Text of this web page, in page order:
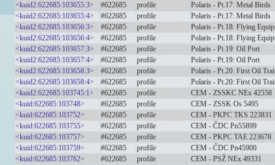
<kuid2:622685:103655:3>
#622685 profile
Polaris - Pt.17: Metal Birds
<kuid2:622685:103655:4>
#622685 profile
Polaris - Pt.17: Metal Birds
<kuid2:622685:103656:3>
#622685 profile
Polaris - Pt.18: Flying
<kuid2:622685:103656:4>
#622685 profile
Polaris - Pt.18: Flying
<kuid2:622685:103657:3>
#622685 profile
Polaris - Pt.19: Oil Port
<kuid2:622685:103657:4>
#622685 profile
Polaris - Pt.19: Oil Port
<kuid2:622685:103658:3>
#622685 profile
Polaris - Pt.20: First Oil
<kuid2:622685:103658:4>
#622685 profile
Polaris - Pt.20: First Oil
<kuid2:622685:103745:1>
#622685 profile
CEM - ZSSKC NEx 42558
<kuid:622685:103748>
#622685 profile
CEM - ZSSK Os 5495
<kuid:622685:103752>
#622685 profile
CEM - PKPC TKS 223831
<kuid:622685:103755>
#622685 profile
CEM - ČDC Pn55899
<kuid:622685:103757>
#622685 profile
CEM - PKPC TAE 223678
<kuid:622685:103759>
#622685 profile
CEM - ČDC Pn45900
<kuid:622685:103762>
#622685 profile
CEM - PSŽ NEx 49331